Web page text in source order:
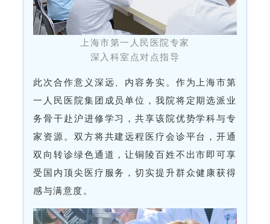
上海市第一人民医院专家
深入科室点对点指导
此次合作意义深远、内容务实。作为上海市第
一人民医院集团成员单位，我院将定期选派业
务骨干赴沪进修学习，共享该院优势学科与专
家资源。双方将共建远程医疗会诊平台，开通
双向转诊绿色通道，让铜陵百姓不出市即可享
受国内顶尖医疗服务，切实提升群众健康获得
感与满意度。